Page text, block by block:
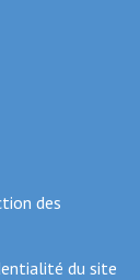
des
du site